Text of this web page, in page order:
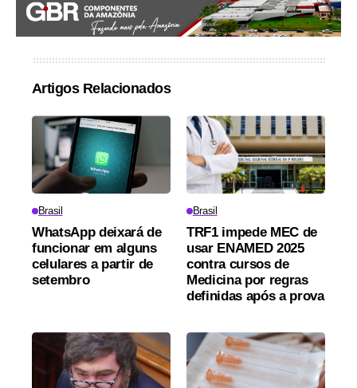
Artigos Relacionados
Brasil
WhatsApp deixará de
funcionar em alguns
celulares a partir de
setembro
Brasil
TRF1 impede MEC de
usar ENAMED 2025
contra cursos de
Medicina por regras
definidas após a prova